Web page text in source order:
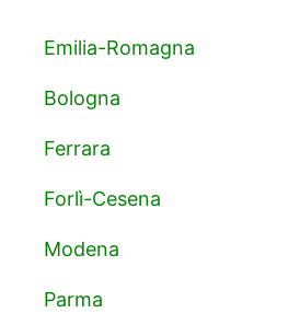
Emilia-Romagna
Bologna
Ferrara
Forlì-Cesena
Modena
Parma